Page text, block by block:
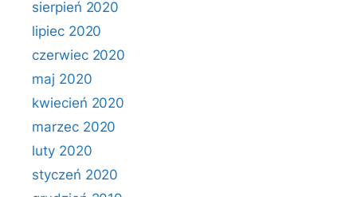
sierpień 2020
lipiec 2020
czerwiec 2020
maj 2020
kwiecień 2020
marzec 2020
luty 2020
styczeń 2020